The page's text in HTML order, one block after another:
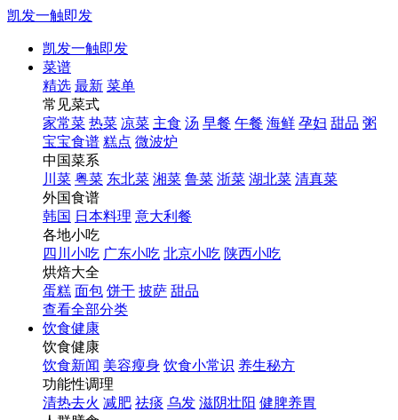
凯发一触即发
凯发一触即发
菜谱
精选 最新 菜单
常见菜式
家常菜 热菜 凉菜 主食 汤 早餐 午餐 海鲜 孕妇 甜品 粥
宝宝食谱 糕点 微波炉
中国菜系
川菜 粤菜 东北菜 湘菜 鲁菜 浙菜 湖北菜 清真菜
外国食谱
韩国 日本料理 意大利餐
各地小吃
四川小吃 广东小吃 北京小吃 陕西小吃
烘焙大全
蛋糕 面包 饼干 披萨 甜品
查看全部分类
饮食健康
饮食健康
饮食新闻 美容瘦身 饮食小常识 养生秘方
功能性调理
清热去火 减肥 祛痰 乌发 滋阴壮阳 健脾养胃